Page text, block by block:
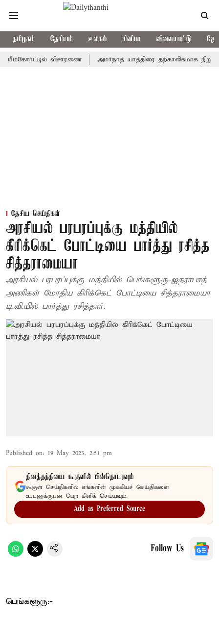
தமிழகம் தேசியம் உலகம் சினிமா விளையாட்டு
விசாரணை அமர்நாத் யாத்திரை தற்காலிகமாக நிறுத்தம்
தேசிய செய்திகள்
அரசியல் பரபரப்புக்கு மத்தியில்
கிரிக்கெட் போட்டியை பார்த்து ரசித்த
சித்தராமையா
அரசியல் பரபரப்புக்கு மத்தியில் பெங்களூரு-ஐதராபாத்
அணிகள் மோதிய கிரிக்கெட் போட்டியை சித்தராமையா
டி.வி.யில் பார்த்து ரசித்தார்.
Published on: 19 May 2023, 2:51 pm
தினத்தந்தியை கூகுளில் பின்தொடரவும்
கூகுள் செய்திகளில் எங்களின் முக்கியச் செய்திகளை
உடனுக்குடன் பெற கிளிக் செய்யவும்.
Add as Preferred Source
Follow Us
பெங்களூரு:-